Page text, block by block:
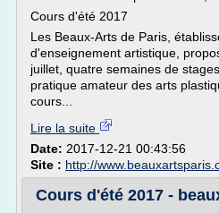
Cours d'été 2017
Les Beaux-Arts de Paris,
d'enseignement artistique,
juillet, quatre semaines de
pratique amateur des arts
cours...
Lire la suite
Date: 2017-12-21 00:43:56
Site : http://
Cours d'été 2017 -